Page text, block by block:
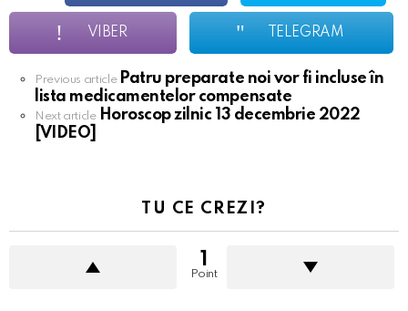
VIBER TELEGRAM
See
Previous article Patru preparate noi vor fi incluse în
lista medicamentelor compensate
Next article Horoscop zilnic 13 decembrie 2022
[VIDEO]
TU CE CREZI?
Point